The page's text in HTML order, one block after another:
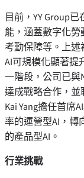
目前，YY Group
能，涵蓋數字化
考勤保障等。上述
AI可規模化顯著提
一階段，公司已與
達成戰略合作，並
Kai Yang擔任首席
率的運營型AI，轉
的產品型AI。
行業挑戰